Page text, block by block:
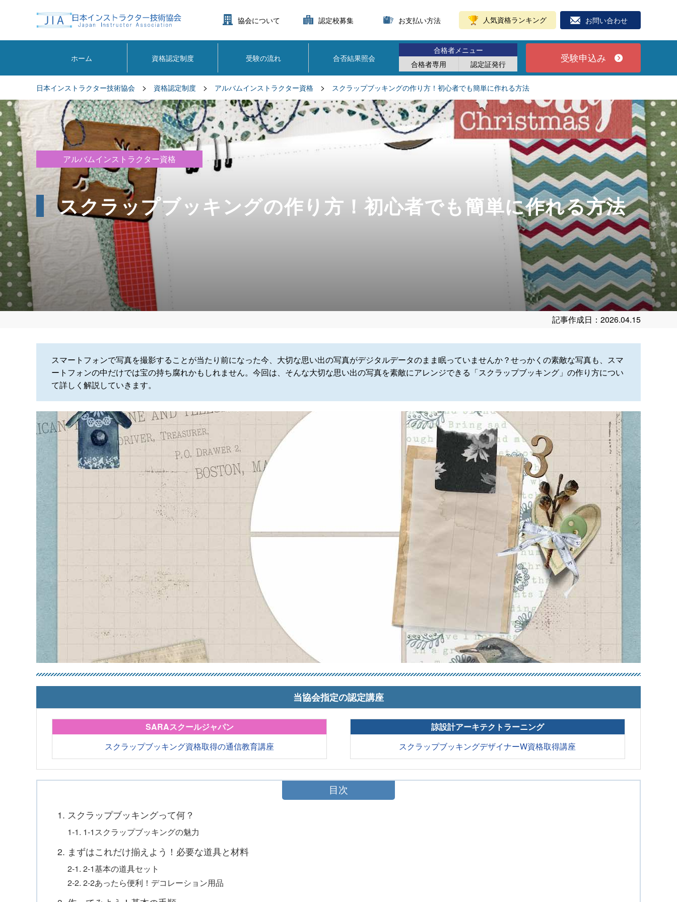
協会について 認定校募集 お支払い方法 人気資格ランキング お問い合わせ
ホーム 資格認定制度 受験の流れ 合否結果照会
合格者メニュー
合格者専用
認定証発行 受験申込み
日本インストラクター技術協会 > 資格認定制度 > アルバムインストラクター資格 > スクラップブッキングの作り方！初心者でも簡単に作れる方法
アルバムインストラクター資格
スクラップブッキングの作り方！初心者でも簡単に作れる方法
記事作成日：2026.04.15
スマートフォンで写真を撮影することが当たり前になった今、大切な思い出の写真がデジタルデータのまま眠っていませんか？せっかくの素敵な写真も、スマ
ートフォンの中だけでは宝の持ち腐れかもしれません。今回は、そんな大切な思い出の写真を素敵にアレンジできる「スクラップブッキング」の作り方につい
て詳しく解説していきます。
当協会指定の認定講座
SARAスクールジャパン
スクラップブッキング資格取得の通信教育講座
諒設計アーキテクトラーニング
スクラップブッキングデザイナーW資格取得講座
目次
1. スクラップブッキングって何？
1-1. 1-1スクラップブッキングの魅力
2. まずはこれだけ揃えよう！必要な道具と材料
2-1. 2-1基本の道具セット
2-2. 2-2あったら便利！デコレーション用品